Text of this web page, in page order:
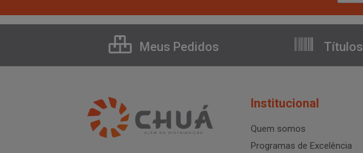
Meus Pedidos Títulos
Institucional
Quem somos
Programas de Excelência